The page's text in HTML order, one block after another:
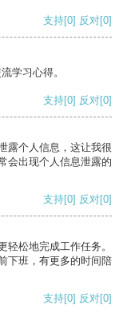
支持[0] 反对[0]
学习心得。
支持[0] 反对[0]
露个人信息，这让我很
会出现个人信息泄露的
支持[0] 反对[0]
松地完成工作任务。
下班，有更多的时间陪
支持[0] 反对[0]